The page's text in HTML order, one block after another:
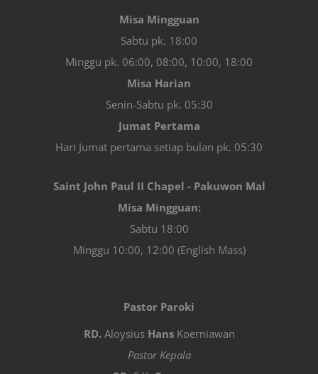
Misa Mingguan
Sabtu pk. 18:00
Minggu pk. 06:00, 08:00, 10:00, 18:00
Misa Harian
Senin-Sabtu pk. 05:30
Jumat Pertama
Hari Jumat pertama setiap bulan pk. 05:30
Saint John Paul II Chapel - Pakuwon Mal
Misa Mingguan:
Sabtu 18:00
Minggu 10:00, 12:00 (English Mass)
Pastor Paroki
RD.Aloysius HansKoerniawan
Pastor Kepala